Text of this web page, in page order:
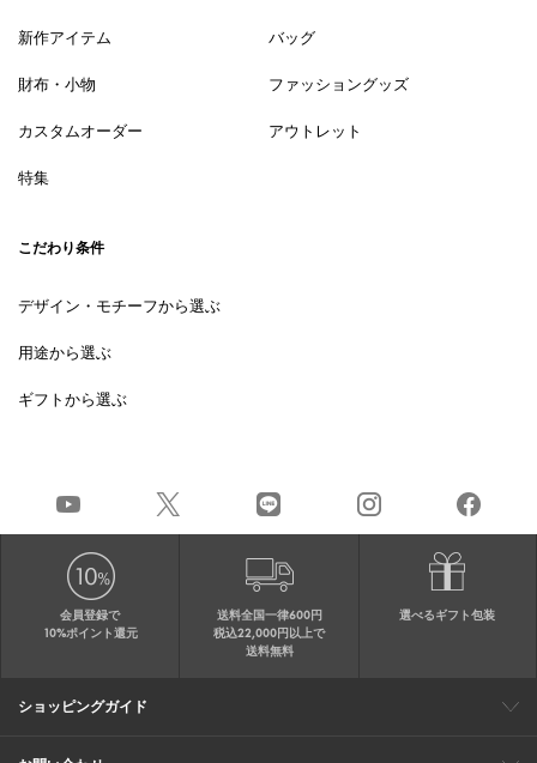
新作アイテム バッグ
財布・小物 ファッショングッズ
カスタムオーダー アウトレット
特集
こだわり条件
デザイン・モチーフから選ぶ
用途から選ぶ
ギフトから選ぶ
会員登録で
10%ポイント還元
送料全国一律600円
税込22,000円以上で
送料無料
選べるギフト包装
ショッピングガイド